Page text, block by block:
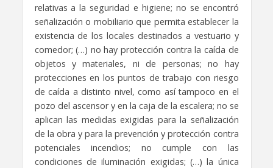
relativas a la seguridad e higiene; no se encontró
señalización o mobiliario que permita establecer la
existencia de los locales destinados a vestuario y
comedor; (…) no hay protección contra la caída de
objetos y materiales, ni de personas; no hay
protecciones en los puntos de trabajo con riesgo
de caída a distinto nivel, como así tampoco en el
pozo del ascensor y en la caja de la escalera; no se
aplican las medidas exigidas para la señalización
de la obra y para la prevención y protección contra
potenciales incendios; no cumple con las
condiciones de iluminación exigidas; (…) la única